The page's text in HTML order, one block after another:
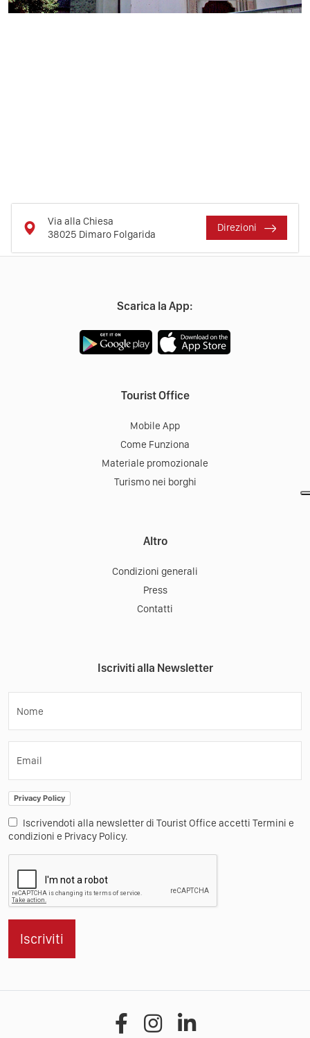
Via alla Chiesa
38025 Dimaro Folgarida
Direzioni
Scarica la App:
Tourist Office
Mobile App
Come Funziona
Materiale promozionale
Turismo nei borghi
Altro
Condizioni generali
Press
Contatti
Iscriviti alla Newsletter
Nome
Email
Privacy Policy
Iscrivendoti alla newsletter di Tourist Office accetti Termini e
condizioni e Privacy Policy.
Iscriviti